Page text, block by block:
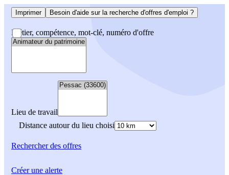
Imprimer Besoin d'aide sur la recherche d'offres d'emploi ?
Métier, compétence, mot-clé, numéro d'offre
Lieu de travail
Distance autour du lieu choisi
Rechercherdes offres
Créer une alerte